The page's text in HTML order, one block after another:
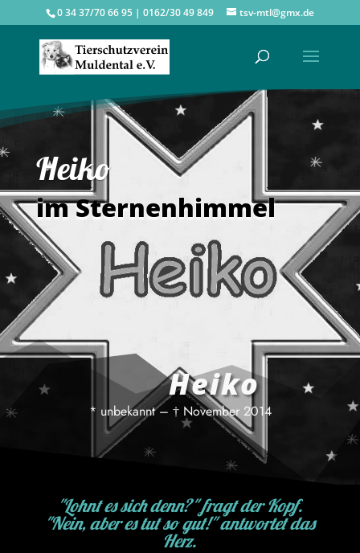
0 34 37/70 66 95 | 0162/30 49 849 tsv-mtl@gmx.de
Heiko
im Sternenhimmel
Heiko
* unbekannt – † November 2014
"Lohnt es sich denn?" fragt der Kopf.
"Nein, aber es tut so gut!" antwortet das
Herz.